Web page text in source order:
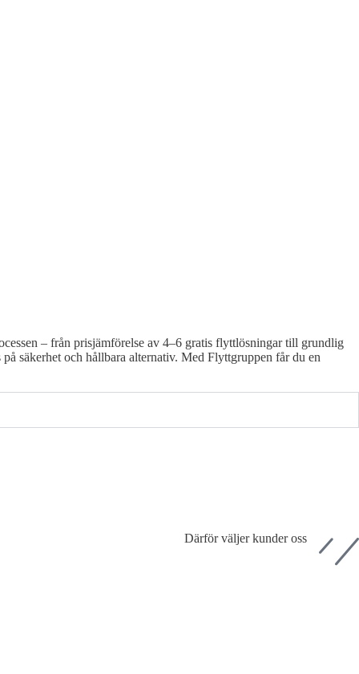
– från prisjämförelse av 4–6 gratis flyttlösningar till grundlig
säkerhet och hållbara alternativ. Med Flyttgruppen får du en
Därför väljer kunder oss